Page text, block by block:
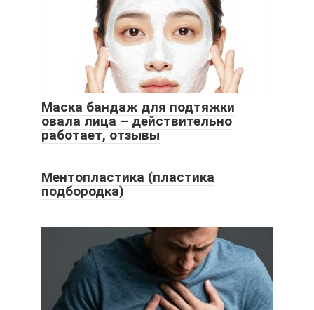
Маска бандаж для подтяжки
овала лица – действительно
работает, отзывы
Ментопластика (пластика
подбородка)